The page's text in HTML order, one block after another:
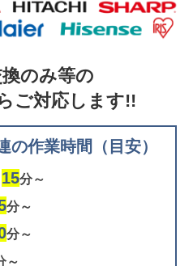
のみ等の
ご対応します!!
の作業時間（目安）
15分～
分～
分～
～